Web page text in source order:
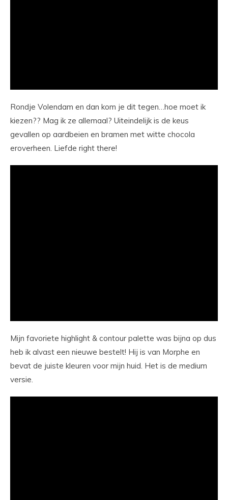
Rondje Volendam en dan kom je dit tegen…hoe moet ik
kiezen?? Mag ik ze allemaal? Uiteindelijk is de keus
gevallen op aardbeien en bramen met witte chocola
eroverheen. Liefde right there!
Mijn favoriete highlight & contour palette was bijna op dus
heb ik alvast een nieuwe bestelt! Hij is van Morphe en
bevat de juiste kleuren voor mijn huid. Het is de medium
versie.